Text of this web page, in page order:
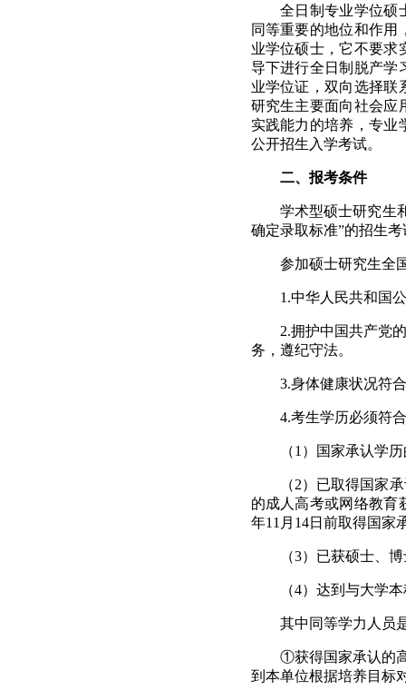
全日制专业学位硕
同等重要的地位和作用
业学位硕士，它不要求
导下进行全日制脱产学
业学位证，双向选择联
研究生主要面向社会应
实践能力的培养，专业
公开招生入学考试。
二、报考条件
学术型硕士研究生
确定录取标准”的招生
参加硕士研究生全
1.中华人民共和国
2.拥护中国共产党
务，遵纪守法。
3.身体健康状况符
4.考生学历必须符
（1 ）国家承认学
（2） 已取得国家
的成人高考或网络教育
年11 月 14日前取得国家
（3） 已获硕士、
（4）达到与大学
其中同等学力人员
①获得国家承认的
到 本单位根据培养目标